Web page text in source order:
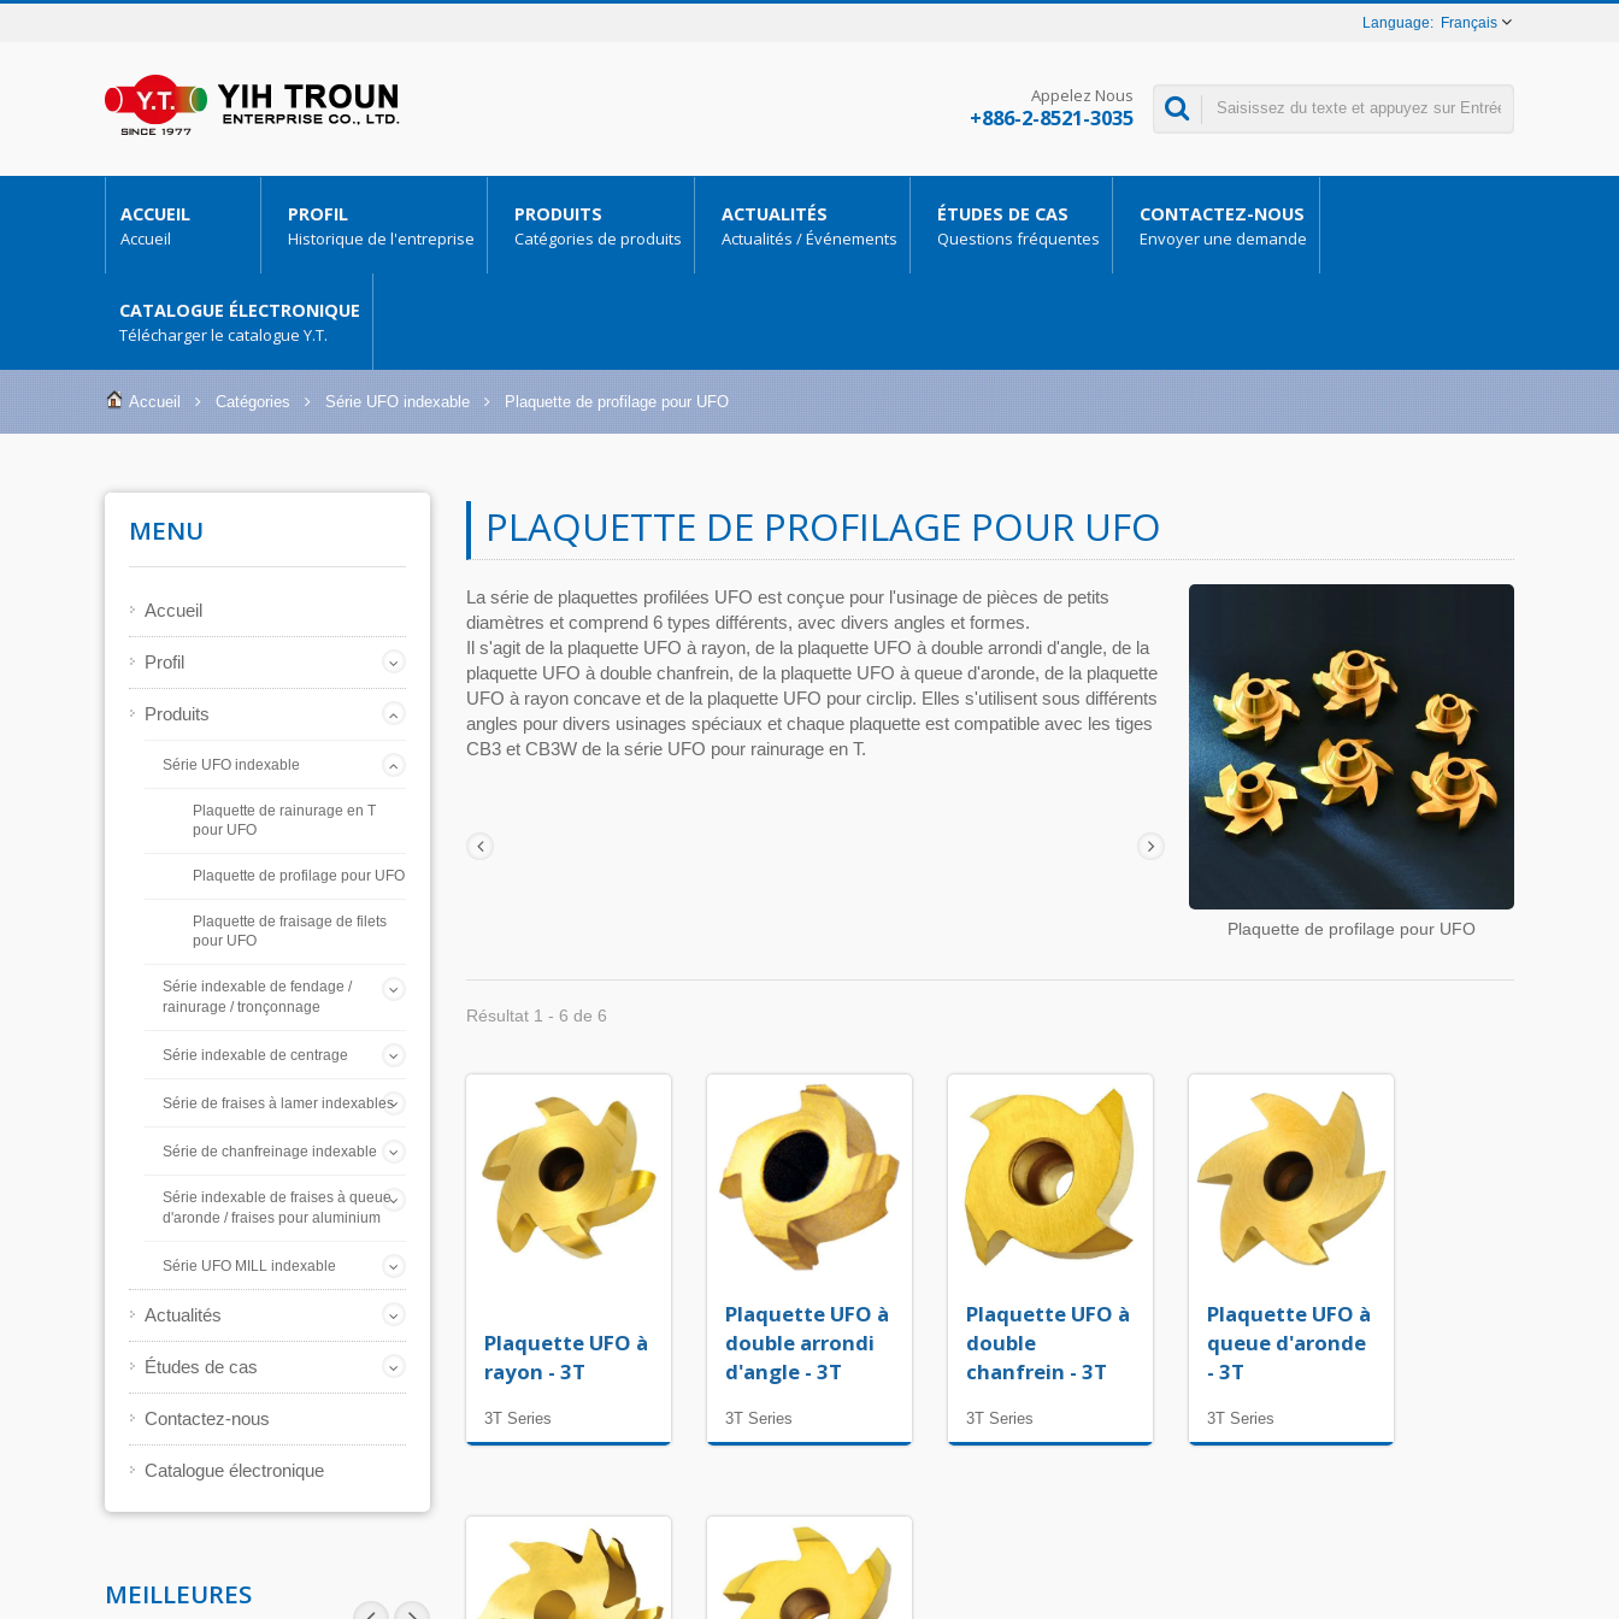
Français
Appelez Nous
+886-2-8521-3035
ACCUEIL
Accueil
PROFIL
Historique de l'entreprise
PRODUITS
Catégories de produits
ACTUALITÉS
Actualités / Événements
ÉTUDES DE CAS
Questions fréquentes
CONTACTEZ-NOUS
Envoyer une demande
CATALOGUE ÉLECTRONIQUE
Télécharger le catalogue Y.T.
Accueil Catégories Série UFO indexable Plaquette de profilage pour UFO
MENU
Accueil
Profil
Produits
Série UFO indexable
Plaquette de rainurage en T
pour UFO
Plaquette de profilage pour UFO
Plaquette de fraisage de filets
pour UFO
Série indexable de fendage /
rainurage / tronçonnage
Série indexable de centrage
Série de fraises à lamer indexables
Série de chanfreinage indexable
Série indexable de fraises à queue
d'aronde / fraises pour aluminium
Série UFO MILL indexable
Actualités
Études de cas
Contactez-nous
Catalogue électronique
MEILLEURES
PLAQUETTE DE PROFILAGE POUR UFO
Plaquette de profilage pour UFO
La série de plaquettes profilées UFO est conçue pour l'usinage de pièces de petits
diamètres et comprend 6 types différents, avec divers angles et formes.
Il s'agit de la plaquette UFO à rayon, de la plaquette UFO à double arrondi d'angle, de la
plaquette UFO à double chanfrein, de la plaquette UFO à queue d'aronde, de la plaquette
UFO à rayon concave et de la plaquette UFO pour circlip. Elles s'utilisent sous différents
angles pour divers usinages spéciaux et chaque plaquette est compatible avec les tiges
CB3 et CB3W de la série UFO pour rainurage en T.
Résultat 1 - 6 de 6
Plaquette UFO à
rayon - 3T
3T Series
Plaquette UFO à
double arrondi
d'angle - 3T
3T Series
Plaquette UFO à
double
chanfrein - 3T
3T Series
Plaquette UFO à
queue d'aronde
- 3T
3T Series